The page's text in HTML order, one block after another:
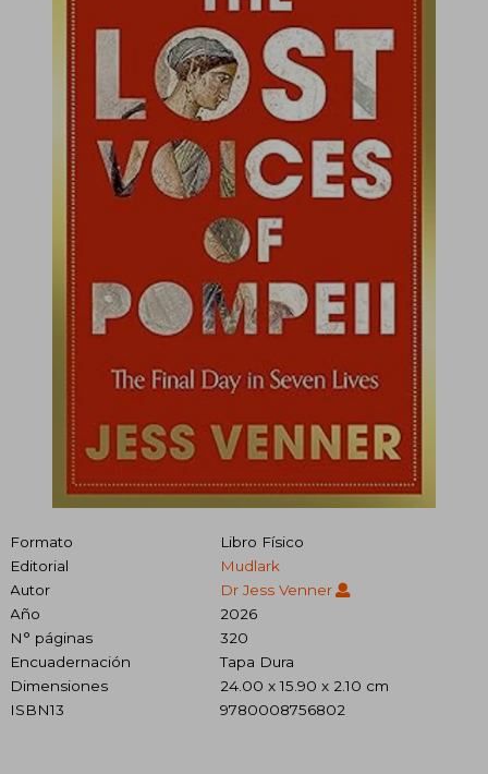
Formato
Libro Físico
Editorial
Mudlark
Autor
Dr Jess Venner
Año
2026
N° páginas
320
Encuadernación
Tapa Dura
Dimensiones
24.00 x 15.90 x 2.10 cm
ISBN13
9780008756802